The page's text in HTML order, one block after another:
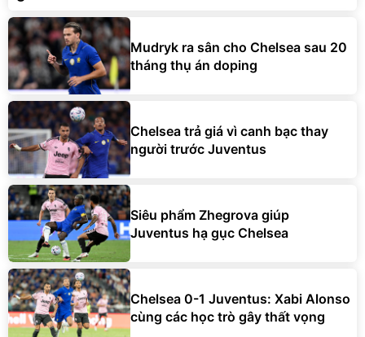
Mudryk ra sân cho Chelsea sau 20
tháng thụ án doping
Chelsea trả giá vì canh bạc thay
người trước Juventus
Siêu phẩm Zhegrova giúp
Juventus hạ gục Chelsea
Chelsea 0-1 Juventus: Xabi Alonso
cùng các học trò gây thất vọng